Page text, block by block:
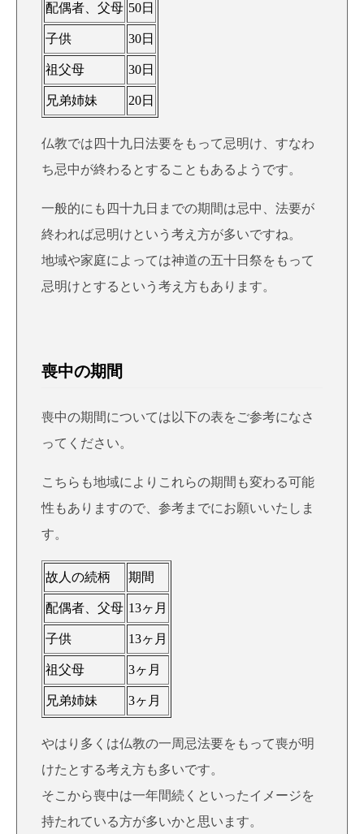
配偶者、父母 50日
子供 30日
祖父母 30日
兄弟姉妹 20日
仏教では四十九日法要をもって忌明け、すなわ
ち忌中が終わるとすることもあるようです。
一般的にも四十九日までの期間は忌中、法要が
終われば忌明けという考え方が多いですね。
地域や家庭によっては神道の五十日祭をもって
忌明けとするという考え方もあります。
喪中の期間
喪中の期間については以下の表をご参考になさ
ってください。
こちらも地域によりこれらの期間も変わる可能
性もありますので、参考までにお願いいたしま
す。
故人の続柄 期間
配偶者、父母 13ヶ月
子供 13ヶ月
祖父母 3ヶ月
兄弟姉妹 3ヶ月
やはり多くは仏教の一周忌法要をもって喪が明
けたとする考え方も多いです。
そこから喪中は一年間続くといったイメージを
持たれている方が多いかと思います。